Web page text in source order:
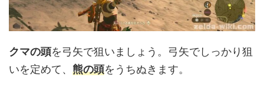
クマの頭を弓矢で狙いましょう。弓矢でしっかり狙
いを定めて、 熊の頭をうちぬきます。